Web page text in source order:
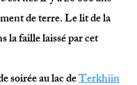
de terre. Le lit de la
la faille laissé par cet
soirée au lac deTerkhiin